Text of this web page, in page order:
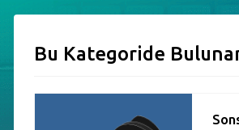
Bu Kategoride